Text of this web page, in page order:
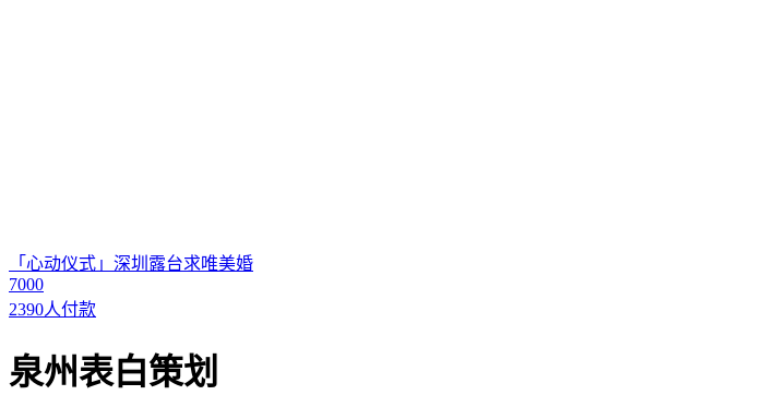
「心动仪式」深圳露台求唯美婚
7000
2390人付款
泉州表白策划